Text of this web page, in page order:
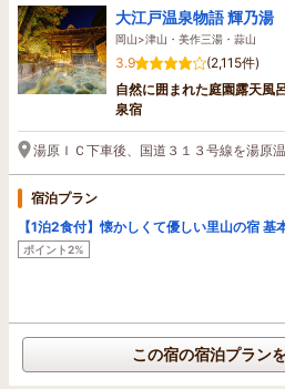
大江戸温泉物語 輝乃湯
岡山>津山・美作三湯・蒜山
3.9
(2,115件)
自然に囲まれた庭園露天風
泉宿
湯原ＩＣ下車後、国道３１３号線を湯原
宿泊プラン
【1泊2食付】懐かしくて優しい里山の宿 基
ポイント2%
この宿の宿泊プラン